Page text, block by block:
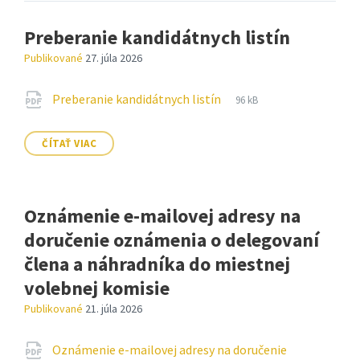
Preberanie kandidátnych listín
Publikované 27. júla 2026
PrílohyPreberanie kandidátnych listín
Prípona
pdf
Veľkosť
96 kB
ČÍTAŤ VIAC
Oznámenie e-mailovej adresy na
doručenie oznámenia o delegovaní
člena a náhradníka do miestnej
volebnej komisie
Publikované 21. júla 2026
PrílohyOznámenie e-mailovej adresy na doručenie